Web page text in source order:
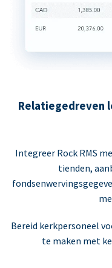
Relatiegedreven
Integreer Rock RMS
tienden,
Bereid kerkpersoneel
te maken met